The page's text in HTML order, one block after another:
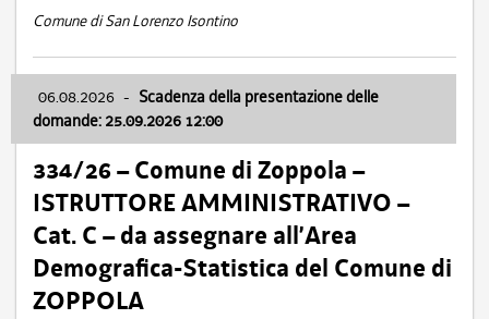
Comune di San Lorenzo Isontino
06.08.2026 - Scadenza della presentazione delle
domande: 25.09.2026 12:00
334/26 – Comune di Zoppola –
ISTRUTTORE AMMINISTRATIVO –
Cat. C – da assegnare all’Area
Demografica-Statistica del Comune di
ZOPPOLA